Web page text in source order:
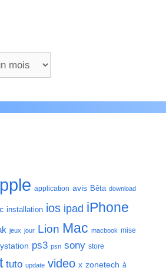
application avis Bêta download
installation ios ipad iPhone
jeux jour Lion Mac macbook mise
ps3 psn sony store
tuto update video x zonetech à